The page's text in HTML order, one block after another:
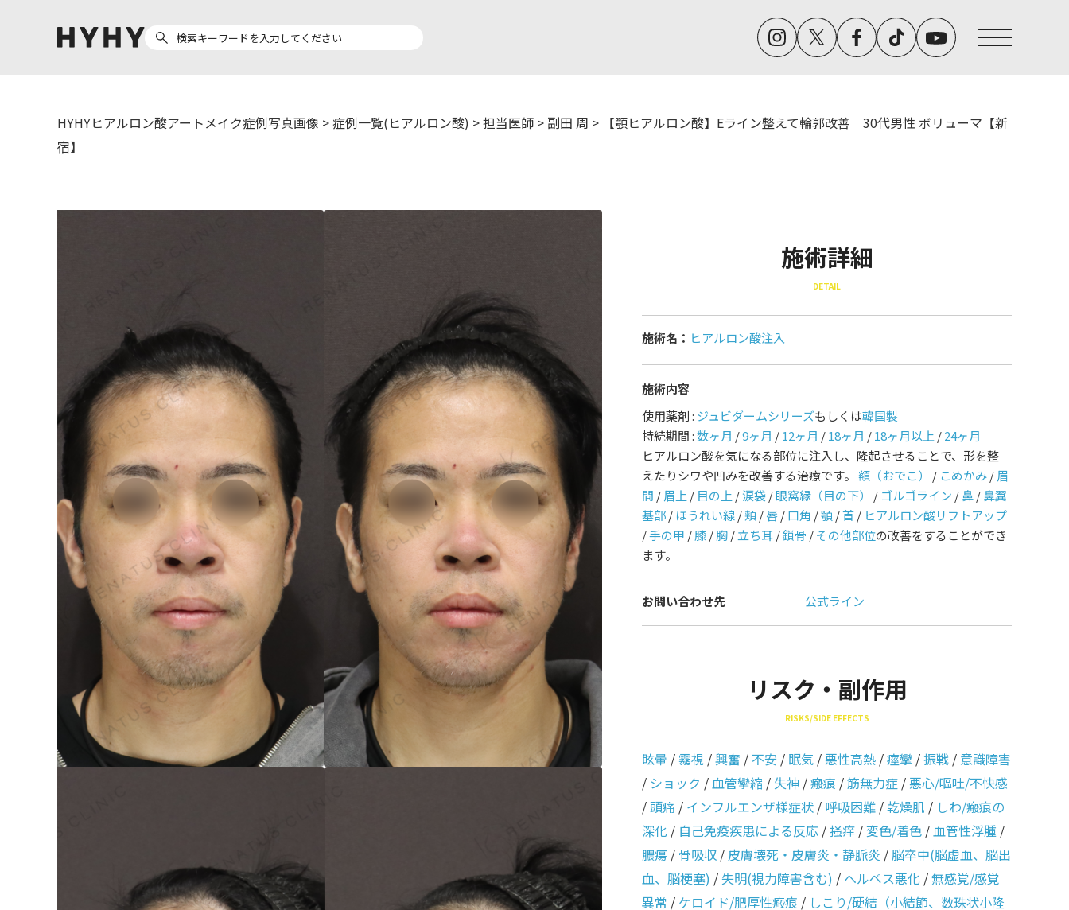
看護師一覧
新着情報
未成年の方へ
規約
コラム
ヒアルロン酸注入
阿部 竜介
部位から探す
眼窩縁（目の下）
ゴルゴライン
ボリフト
ボルベラ
ボライト
ダイヤモンドフィール/ピ
ネハ
スネコス
リジュラン
ゴウリ
糸リフト
目の下のクマ取り
その他
Age
年代から探す
HYHYヒアルロン酸アートメイク症例写真画像 >症例一覧(ヒアルロン酸) >担当医師 > 副田 周 > 【顎ヒアルロン酸】Eライン整えて輪郭改善｜30代男性 ボリューマ【新
宿】
施術詳細
DETAIL
施術名： ヒアルロン酸注入
施術内容
使用薬剤 : ジュビダームシリーズもしくは韓国製
持続期間 :数ヶ月 /9ヶ月 /12ヶ月 /18ヶ月 /18ヶ月以上 /24ヶ月
ヒアルロン酸を気になる部位に注入し、隆起させることで、形を整
えたりシワや凹みを改善する治療です。 額（おでこ） / こめかみ/眉
間 /眉上 / 目の上 /涙袋/眼窩縁（目の下） / ゴルゴライン /鼻/鼻翼
基部/ ほうれい線/頬/唇/口角 /顎/首/ ヒアルロン酸リフトアップ
/手の甲 /膝/胸/立ち耳/鎖骨 /その他部位の改善をすることができ
ます。
お問い合わせ先 公式ライン
リスク・副作用
RISKS/SIDE EFFECTS
眩暈 /霧視 /興奮 / 不安 / 眠気 /悪性高熱 /痙攣 /振戦 / 意識障害
/ ショック /血管攣縮 /失神 /瘢痕 /筋無力症 /悪心/嘔吐/不快感
/頭痛 / インフルエンザ様症状 / 呼吸困難 /乾燥肌 / しわ/瘢痕の
深化 / 自己免疫疾患による反応 /掻痒 /変色/着色 /血管性浮腫 /
膿瘍 / 骨吸収 / 皮膚壊死・皮膚炎・静脈炎 /脳卒中(脳虚血、脳出
血、脳梗塞) /失明(視力障害含む) / ヘルペス悪化 /無感覚/感覚
異常 / ケロイド/肥厚性瘢痕 / しこり/硬結（小結節、数珠状小隆